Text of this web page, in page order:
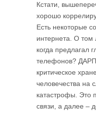
Кстати,
хорошо
Есть некоторые
интернета. О том
когда предлагал
телефонов?
критическое
человечества на
катастрофы. Это
связи, а далее –